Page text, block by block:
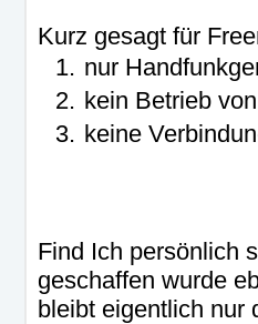
Kurz gesagt für
nur
kein Betrieb
keine
Find Ich persönlich
geschaffen wurde
bleibt eigentlich